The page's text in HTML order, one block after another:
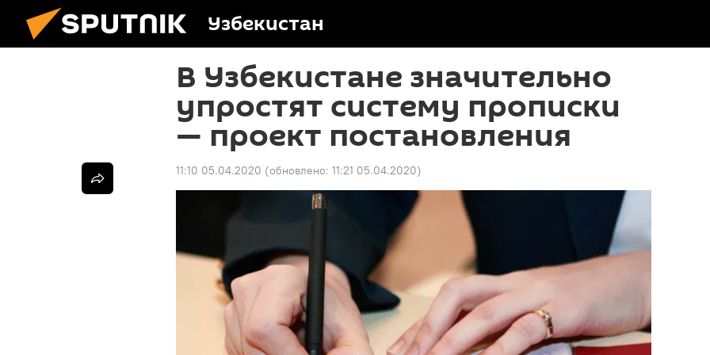
Узбекистан
В Узбекистане значительно
упростят систему прописки
— проект постановления
11:10 05.04.2020 (обновлено: 11:21 05.04.2020)